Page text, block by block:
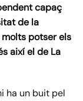
capaç
de la
potser els
així el de La
ha un buit pel